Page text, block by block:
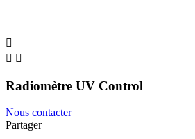

 
Radiomètre UV Control
Nous contacter
Partager